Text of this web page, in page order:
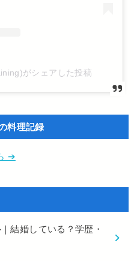
がシェアした投稿
料理記録
➔
結婚している？学歴・